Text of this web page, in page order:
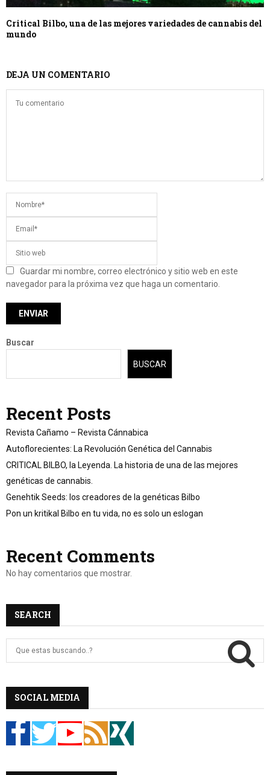
Critical Bilbo, una de las mejores variedades de cannabis del
mundo
DEJA UN COMENTARIO
Guardar mi nombre, correo electrónico y sitio web en este
navegador para la próxima vez que haga un comentario.
Buscar
BUSCAR
Recent Posts
Revista Cañamo – Revista Cánnabica
Autoflorecientes: La Revolución Genética del Cannabis
CRITICAL BILBO, la Leyenda. La historia de una de las mejores
genéticas de cannabis.
Genehtik Seeds: los creadores de la genéticas Bilbo
Pon un kritikal Bilbo en tu vida, no es solo un eslogan
Recent Comments
No hay comentarios que mostrar.
SEARCH
r
:
SOCIAL MEDIA